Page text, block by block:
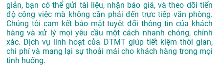
giản, bạn có thể gửi tài liệu, nhận báo giá, và theo dõi tiến
độ công việc mà không cần phải đến trực tiếp văn phòng.
Chúng tôi cam kết bảo mật tuyệt đối thông tin của khách
hàng và xử lý mọi yêu cầu một cách nhanh chóng, chính
xác. Dịch vụ linh hoạt của DTMT giúp tiết kiệm thời gian,
chi phí và mang lại sự thoải mái cho khách hàng trong mọi
tình huống.